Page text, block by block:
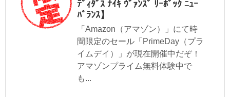
ﾃﾞｨﾀﾞｽ ﾅｲｷ ｳﾞｧﾝｽﾞ ﾘｰﾎﾞｯｸ ﾆｭｰ
ﾊﾞﾗﾝｽ】
「Amazon（アマゾン）」にて時
間限定のセール「PrimeDay（プラ
イムデイ）」が現在開催中だぞ！
アマゾンプライム無料体験中で
も...